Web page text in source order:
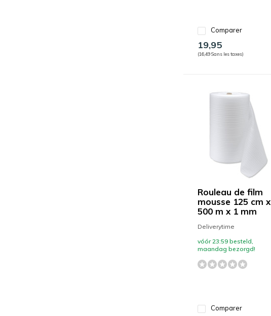
Comparer
19,95
(16,49 Sans les taxes)
Rouleau de film
mousse 125 cm x
500 m x 1 mm
Deliverytime
vóór 23:59 besteld,
maandag bezorgd!
Comparer